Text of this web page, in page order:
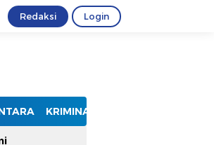
Redaksi Login
KRIMINAL